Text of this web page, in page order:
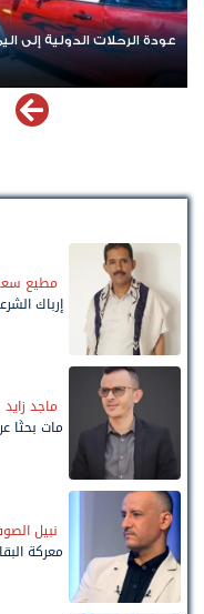
عودة الرحلات الدولية إلى
مطيع
إرباك
ماجد زايد
مات بحثًا
نبيل
معركة